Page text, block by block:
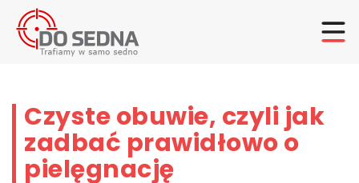
Czyste obuwie, czyli jak
zadbać prawidłowo o
pielęgnację